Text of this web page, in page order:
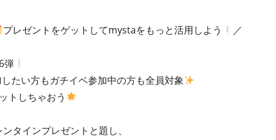
プレゼントをゲットしてmystaをもっと活用しよう ／
弾
たい方もガチイベ参加中の方も全員対象
トしちゃおう
タインプレゼントと題し、